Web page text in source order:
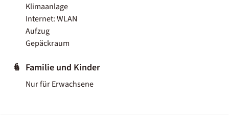
Klimaanlage
Internet: WLAN
Aufzug
Gepäckraum
Familie und Kinder
Nur für Erwachsene